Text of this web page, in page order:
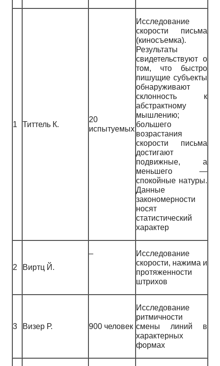
1 Титтель К.
20
испытуемых
Исследование
скорости письма
(киносъемка).
Результаты
свидетельствуют о
том, что быстро
пишущие субъекты
обнаруживают
склонность к
абстрактному
мышлению;
большего
возрастания
скорости письма
достигают
подвижные, а
меньшего —
спокойные натуры.
Данные
закономерности
носят
статистический
характер
2 Виртц Й.
–
Исследование
скорости, нажима и
протяженности
штрихов
3 Визер Р. 900 человек
Исследование
ритмичности
смены линий в
характерных
формах